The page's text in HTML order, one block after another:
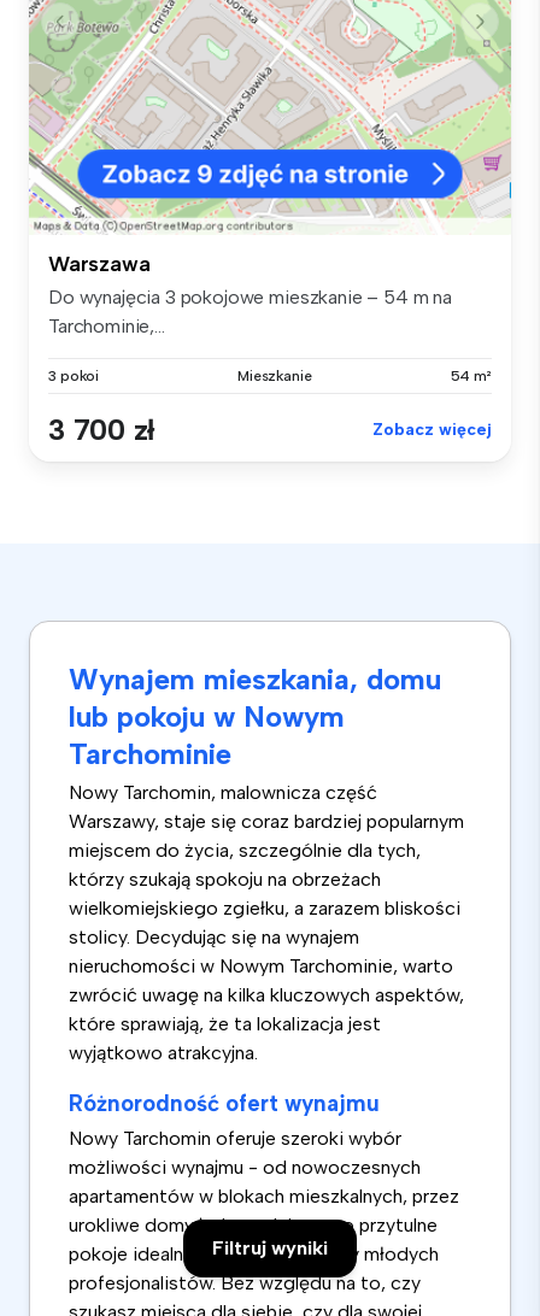
Filtruj wyniki
Warszawa
Do wynajęcia 3 pokojowe mieszkanie – 54 m na
Tarchominie,...
3 pokoi Mieszkanie 54 m²
3 700 zł Zobacz więcej
Wynajem mieszkania, domu
lub pokoju w Nowym
Tarchominie
Nowy Tarchomin, malownicza część
Warszawy, staje się coraz bardziej popularnym
miejscem do życia, szczególnie dla tych,
którzy szukają spokoju na obrzeżach
wielkomiejskiego zgiełku, a zarazem bliskości
stolicy. Decydując się na wynajem
nieruchomości w Nowym Tarchominie, warto
zwrócić uwagę na kilka kluczowych aspektów,
które sprawiają, że ta lokalizacja jest
wyjątkowo atrakcyjna.
Różnorodność ofert wynajmu
Nowy Tarchomin oferuje szeroki wybór
możliwości wynajmu - od nowoczesnych
apartamentów w blokach mieszkalnych, przez
urokliwe domy jednorodzinne, po przytulne
pokoje idealne dla studentów czy młodych
profesjonalistów. Bez względu na to, czy